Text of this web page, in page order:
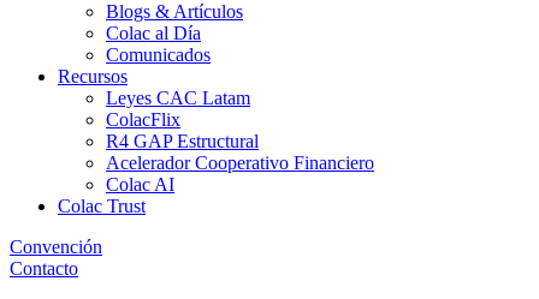
Blogs & Artículos
Colac al Día
Comunicados
Recursos
Leyes CAC Latam
ColacFlix
R4 GAP Estructural
Acelerador Cooperativo Financiero
Colac AI
Colac Trust
Convención
Contacto